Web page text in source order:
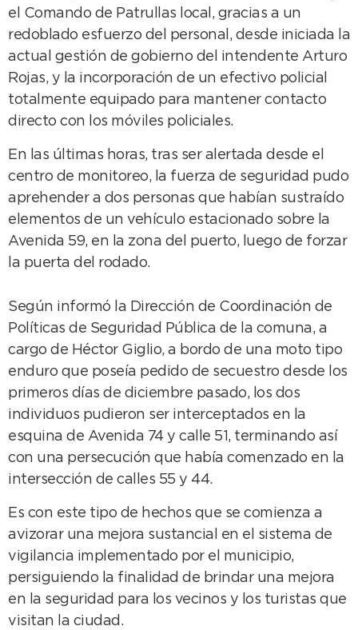
el Comando de Patrullas local, gracias a un
redoblado esfuerzo del personal, desde iniciada la
actual gestión de gobierno del intendente Arturo
Rojas, y la incorporación de un efectivo policial
totalmente equipado para mantener contacto
directo con los móviles policiales.
En las últimas horas, tras ser alertada desde el
centro de monitoreo, la fuerza de seguridad pudo
aprehender a dos personas que habían sustraído
elementos de un vehículo estacionado sobre la
Avenida 59, en la zona del puerto, luego de forzar
la puerta del rodado.
Según informó la Dirección de Coordinación de
Políticas de Seguridad Pública de la comuna, a
cargo de Héctor Giglio, a bordo de una moto tipo
enduro que poseía pedido de secuestro desde los
primeros días de diciembre pasado, los dos
individuos pudieron ser interceptados en la
esquina de Avenida 74 y calle 51, terminando así
con una persecución que había comenzado en la
intersección de calles 55 y 44.
Es con este tipo de hechos que se comienza a
avizorar una mejora sustancial en el sistema de
vigilancia implementado por el municipio,
persiguiendo la finalidad de brindar una mejora
en la seguridad para los vecinos y los turistas que
visitan la ciudad.